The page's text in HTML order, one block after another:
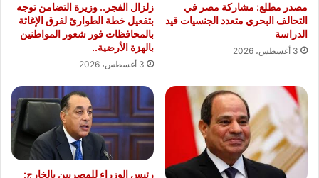
مصدر مطلع: مشاركة مصر في
التحالف البحري متعدد الجنسيات قيد
الدراسة
3 أغسطس، 2026
زلزال الفجر.. وزيرة التضامن توجه
بتفعيل خطة الطوارئ لفرق الإغاثة
بالمحافظات فور شعور المواطنين
بالهزة الأرضية..
3 أغسطس، 2026
رئيس الوزراء للمصريين بالخارج: